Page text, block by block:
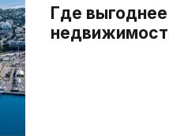
Где